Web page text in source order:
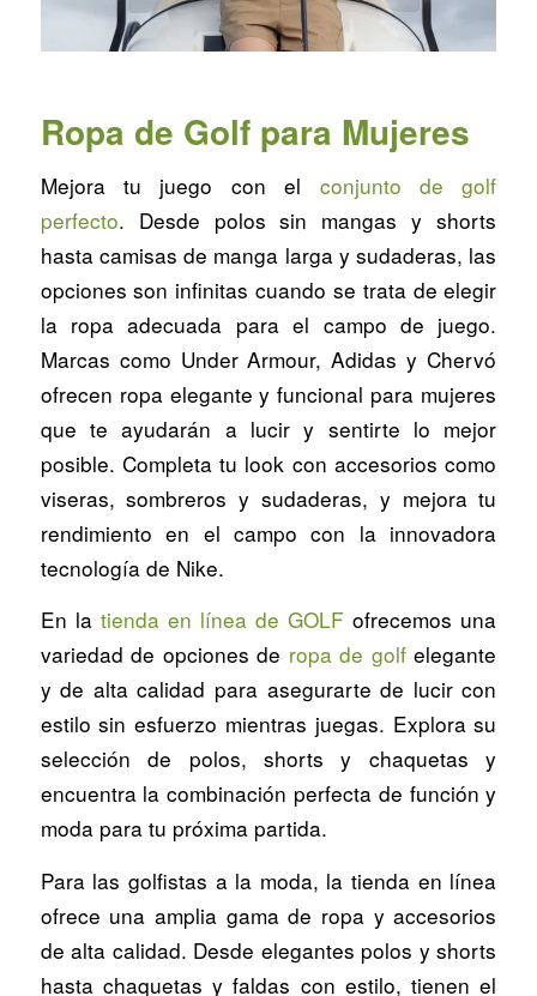
Ropa de Golf para Mujeres
Mejora tu juego con el conjunto de golf
perfecto. Desde polos sin mangas y shorts
hasta camisas de manga larga y sudaderas, las
opciones son infinitas cuando se trata de elegir
la ropa adecuada para el campo de juego.
Marcas como Under Armour, Adidas y Chervó
ofrecen ropa elegante y funcional para mujeres
que te ayudarán a lucir y sentirte lo mejor
posible. Completa tu look con accesorios como
viseras, sombreros y sudaderas, y mejora tu
rendimiento en el campo con la innovadora
tecnología de Nike.
En la tienda en línea de GOLF ofrecemos una
variedad de opciones de ropa de golfelegante
y de alta calidad para asegurarte de lucir con
estilo sin esfuerzo mientras juegas. Explora su
selección de polos, shorts y chaquetas y
encuentra la combinación perfecta de función y
moda para tu próxima partida.
Para las golfistas a la moda, la tienda en línea
ofrece una amplia gama de ropa y accesorios
de alta calidad. Desde elegantes polos y shorts
hasta chaquetas y faldas con estilo, tienen el